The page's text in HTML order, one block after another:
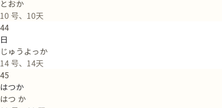
とおか
10 号、10天
44
日
じゅうよっか
14 号、14天
45
はつか
はつ か